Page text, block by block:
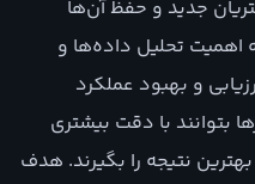
جدید و حفظ آن‌ها
اهمیت تحلیل داده‌ها و
و بهبود عملکرد
بتوانند با دقت بیشتری
نتیجه را بگیرند. هدف